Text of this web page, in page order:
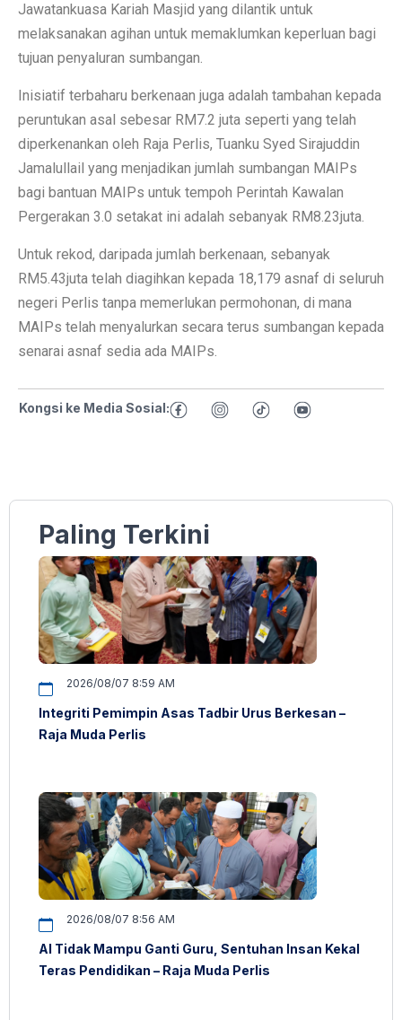
Jawatankuasa Kariah Masjid yang dilantik untuk
melaksanakan agihan untuk memaklumkan keperluan bagi
tujuan penyaluran sumbangan.
Inisiatif terbaharu berkenaan juga adalah tambahan kepada
peruntukan asal sebesar RM7.2 juta seperti yang telah
diperkenankan oleh Raja Perlis, Tuanku Syed Sirajuddin
Jamalullail yang menjadikan jumlah sumbangan MAIPs
bagi bantuan MAIPs untuk tempoh Perintah Kawalan
Pergerakan 3.0 setakat ini adalah sebanyak RM8.23juta.
Untuk rekod, daripada jumlah berkenaan, sebanyak
RM5.43juta telah diagihkan kepada 18,179 asnaf di seluruh
negeri Perlis tanpa memerlukan permohonan, di mana
MAIPs telah menyalurkan secara terus sumbangan kepada
senarai asnaf sedia ada MAIPs.
Kongsi ke Media Sosial:
Paling Terkini
2026/08/07 8:59 AM
Integriti Pemimpin Asas Tadbir Urus Berkesan –
Raja Muda Perlis
2026/08/07 8:56 AM
AI Tidak Mampu Ganti Guru, Sentuhan Insan Kekal
Teras Pendidikan – Raja Muda Perlis